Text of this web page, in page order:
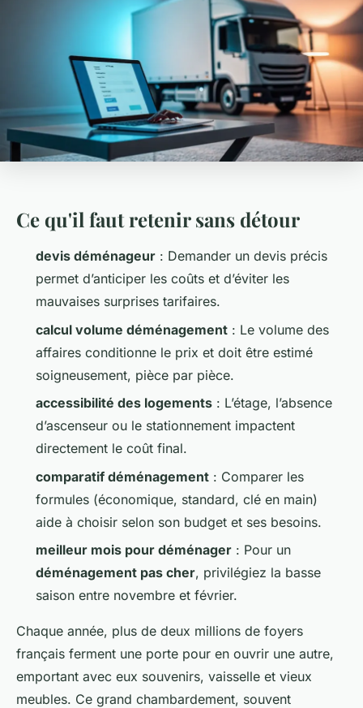
Ce qu'il faut retenir sans détour
devis déménageur : Demander un devis précis
permet d’anticiper les coûts et d’éviter les
mauvaises surprises tarifaires.
calcul volume déménagement : Le volume des
affaires conditionne le prix et doit être estimé
soigneusement, pièce par pièce.
accessibilité des logements : L’étage, l’absence
d’ascenseur ou le stationnement impactent
directement le coût final.
comparatif déménagement : Comparer les
formules (économique, standard, clé en main)
aide à choisir selon son budget et ses besoins.
meilleur mois pour déménager : Pour un
déménagement pas cher, privilégiez la basse
saison entre novembre et février.
Chaque année, plus de deux millions de foyers
français ferment une porte pour en ouvrir une autre,
emportant avec eux souvenirs, vaisselle et vieux
meubles. Ce grand chambardement, souvent